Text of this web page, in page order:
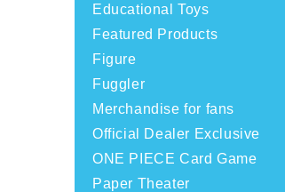
Educational Toys
Featured Products
Figure
Fuggler
Merchandise for fans
Official Dealer Exclusive
ONE PIECE Card Game
Paper Theater